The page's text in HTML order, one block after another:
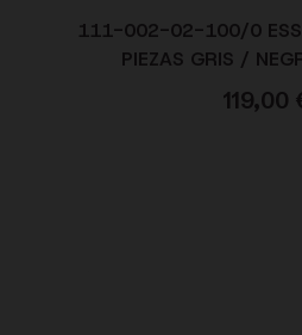
111-002-02-100/0
PIEZAS GRIS /
119,00